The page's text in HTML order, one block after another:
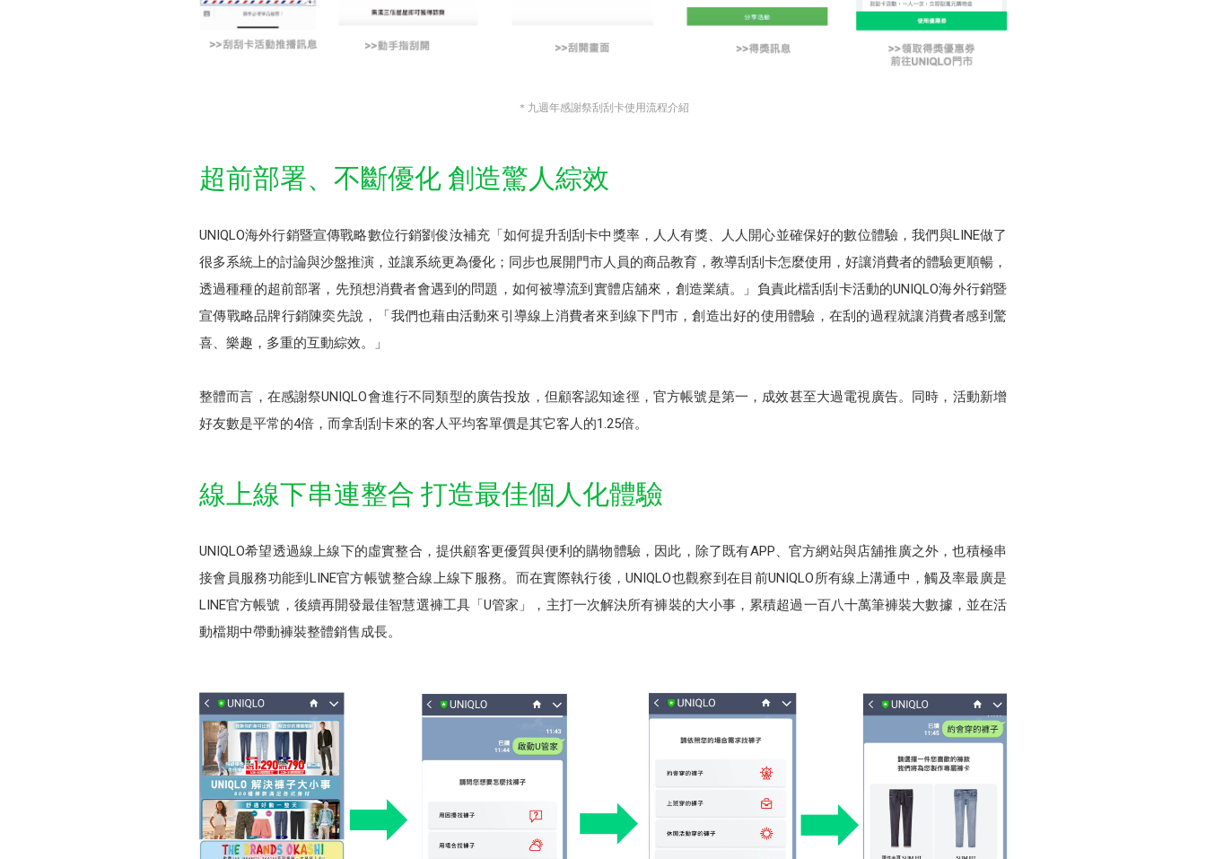
＊九週年感謝祭刮刮卡使用流程介紹
超前部署、不斷優化 創造驚人綜效
UNIQLO海外行銷暨宣傳戰略數位行銷劉俊汝補充「如何提升刮刮卡中獎率，人人有獎、人人開心並確保好的數位體驗，我們與LINE做了
很多系統上的討論與沙盤推演，並讓系統更為優化；同步也展開門市人員的商品教育，教導刮刮卡怎麼使用，好讓消費者的體驗更順暢，
透過種種的超前部署，先預想消費者會遇到的問題，如何被導流到實體店舖來，創造業績。」負責此檔刮刮卡活動的UNIQLO海外行銷暨
宣傳戰略品牌行銷陳奕先說，「我們也藉由活動來引導線上消費者來到線下門市，創造出好的使用體驗，在刮的過程就讓消費者感到驚
喜、樂趣，多重的互動綜效。」
整體而言，在感謝祭UNIQLO會進行不同類型的廣告投放，但顧客認知途徑，官方帳號是第一，成效甚至大過電視廣告。同時，活動新增
好友數是平常的4倍，而拿刮刮卡來的客人平均客單價是其它客人的1.25倍。
線上線下串連整合 打造最佳個人化體驗
UNIQLO希望透過線上線下的虛實整合，提供顧客更優質與便利的購物體驗，因此，除了既有APP、官方網站與店舖推廣之外，也積極串
接會員服務功能到LINE官方帳號整合線上線下服務。而在實際執行後，UNIQLO也觀察到在目前UNIQLO所有線上溝通中，觸及率最廣是
LINE官方帳號，後續再開發最佳智慧選褲工具「U管家」，主打一次解決所有褲裝的大小事，累積超過一百八十萬筆褲裝大數據，並在活
動檔期中帶動褲裝整體銷售成長。